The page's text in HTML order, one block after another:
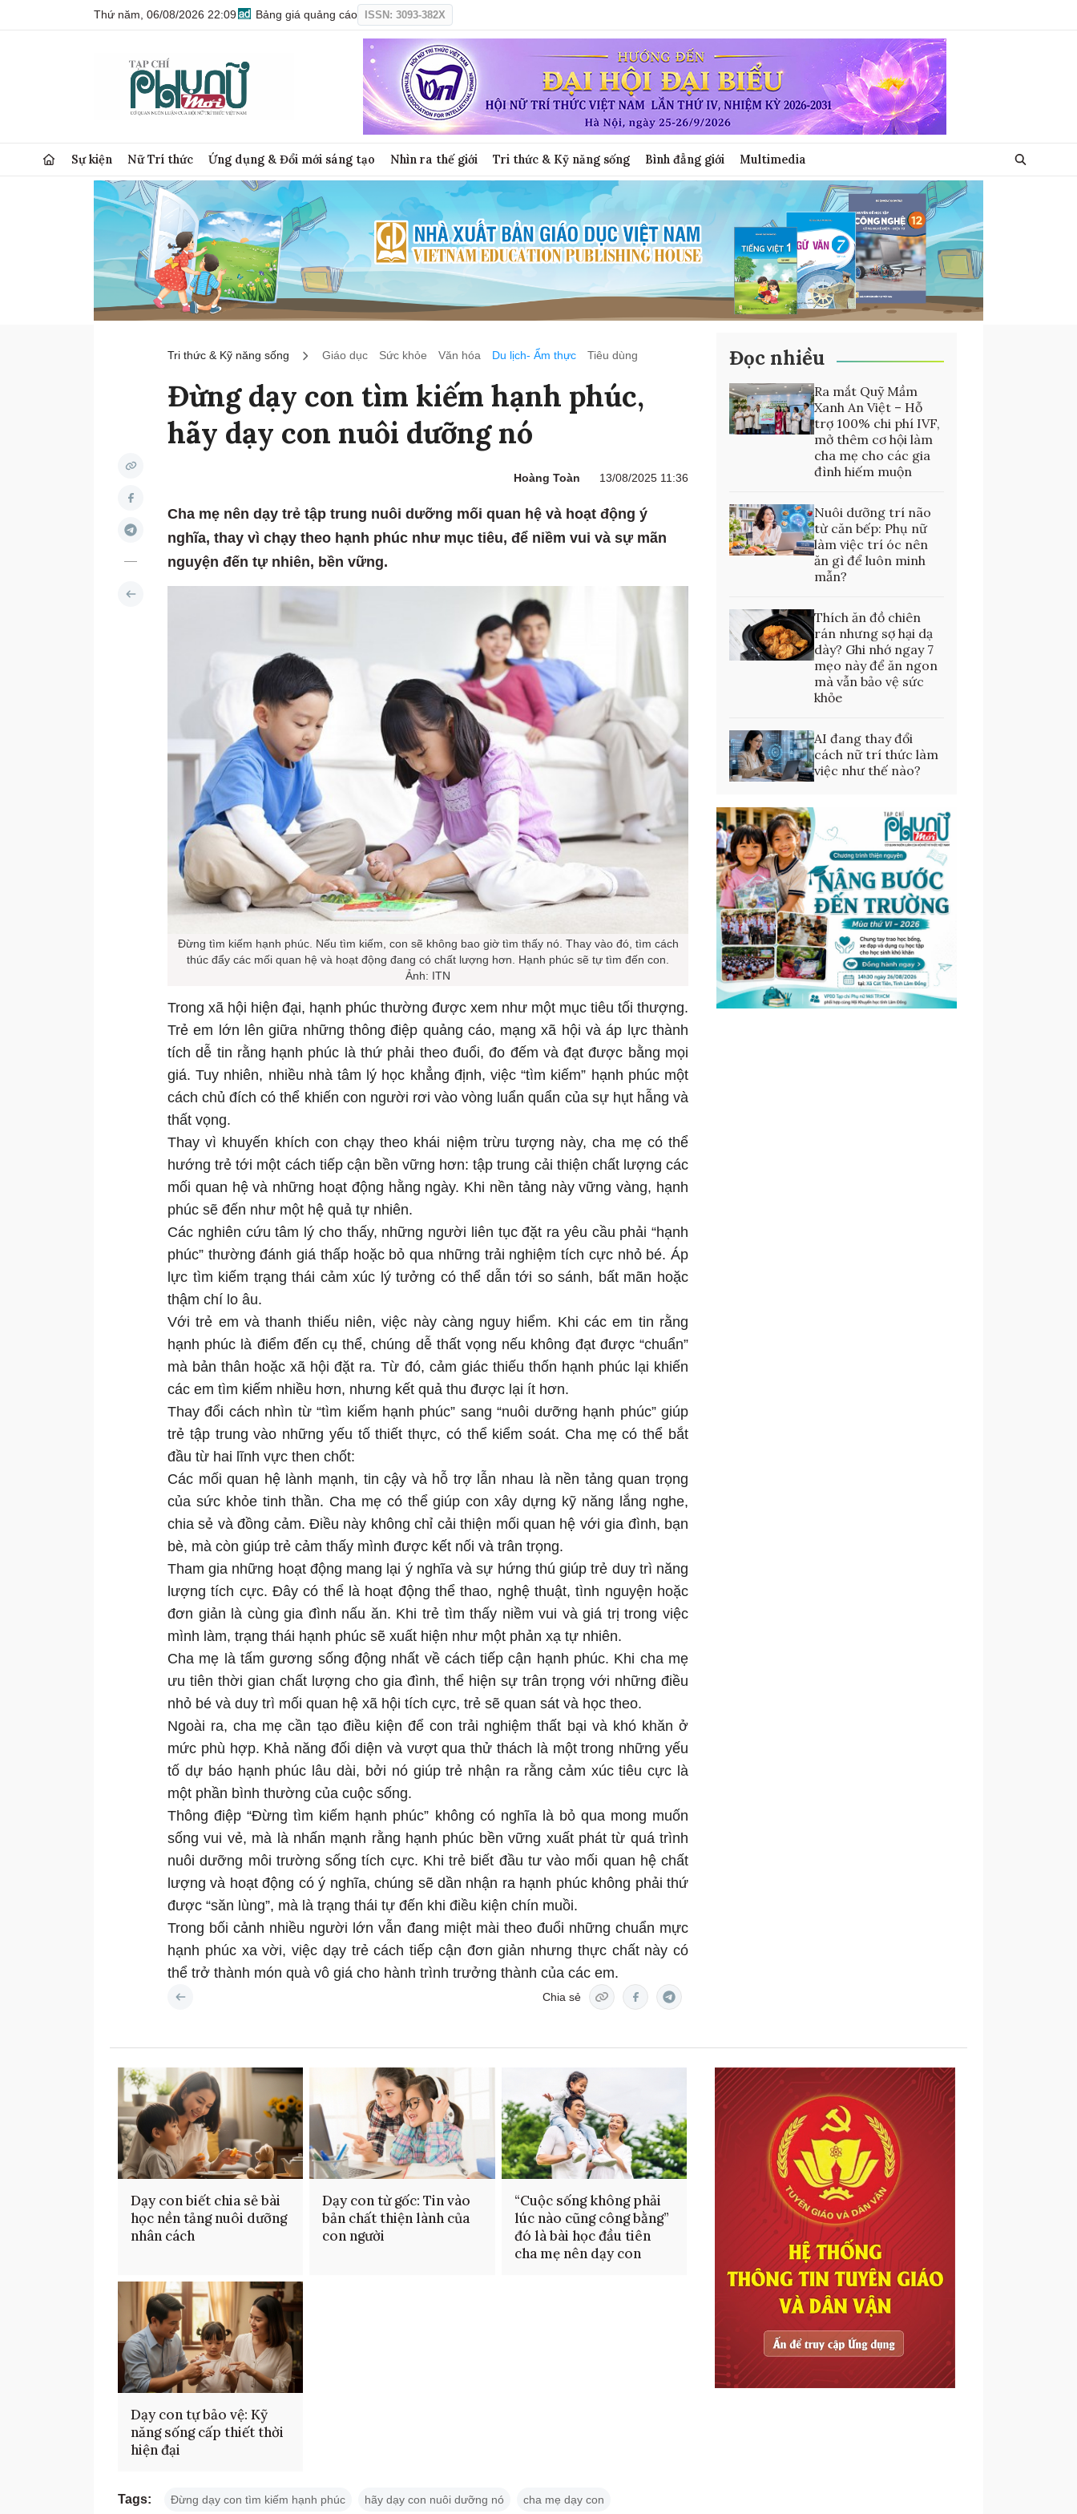
Thứ năm, 06/08/2026 22:09 Bảng giá quảng cáo ISSN: 3093-382X
Sự kiện Nữ Trí thức Ứng dụng & Đổi mới sáng tạo Nhìn ra thế giới Tri thức & Kỹ năng sống Bình đẳng giới Multimedia
Tri thức & Kỹ năng sống Giáo dục Sức khỏe Văn hóa Du lịch- Ẩm thực Tiêu dùng
Đừng dạy con tìm kiếm hạnh phúc,
hãy dạy con nuôi dưỡng nó
Hoàng Toàn 13/08/2025 11:36
Cha mẹ nên dạy trẻ tập trung nuôi dưỡng mối quan hệ và hoạt động ý
nghĩa, thay vì chạy theo hạnh phúc như mục tiêu, để niềm vui và sự mãn
nguyện đến tự nhiên, bền vững.
Đừng tìm kiếm hạnh phúc. Nếu tìm kiếm, con sẽ không bao giờ tìm thấy nó. Thay vào đó, tìm cách
thúc đẩy các mối quan hệ và hoạt động đang có chất lượng hơn. Hạnh phúc sẽ tự tìm đến con.
Ảnh: ITN
Trong xã hội hiện đại, hạnh phúc thường được xem như một mục tiêu tối thượng.
Trẻ em lớn lên giữa những thông điệp quảng cáo, mạng xã hội và áp lực thành
tích dễ tin rằng hạnh phúc là thứ phải theo đuổi, đo đếm và đạt được bằng mọi
giá. Tuy nhiên, nhiều nhà tâm lý học khẳng định, việc “tìm kiếm” hạnh phúc một
cách chủ đích có thể khiến con người rơi vào vòng luẩn quẩn của sự hụt hẫng và
thất vọng.
Thay vì khuyến khích con chạy theo khái niệm trừu tượng này, cha mẹ có thể
hướng trẻ tới một cách tiếp cận bền vững hơn: tập trung cải thiện chất lượng các
mối quan hệ và những hoạt động hằng ngày. Khi nền tảng này vững vàng, hạnh
phúc sẽ đến như một hệ quả tự nhiên.
Các nghiên cứu tâm lý cho thấy, những người liên tục đặt ra yêu cầu phải “hạnh
phúc” thường đánh giá thấp hoặc bỏ qua những trải nghiệm tích cực nhỏ bé. Áp
lực tìm kiếm trạng thái cảm xúc lý tưởng có thể dẫn tới so sánh, bất mãn hoặc
thậm chí lo âu.
Với trẻ em và thanh thiếu niên, việc này càng nguy hiểm. Khi các em tin rằng
hạnh phúc là điểm đến cụ thể, chúng dễ thất vọng nếu không đạt được “chuẩn”
mà bản thân hoặc xã hội đặt ra. Từ đó, cảm giác thiếu thốn hạnh phúc lại khiến
các em tìm kiếm nhiều hơn, nhưng kết quả thu được lại ít hơn.
Thay đổi cách nhìn từ “tìm kiếm hạnh phúc” sang “nuôi dưỡng hạnh phúc” giúp
trẻ tập trung vào những yếu tố thiết thực, có thể kiểm soát. Cha mẹ có thể bắt
đầu từ hai lĩnh vực then chốt:
Các mối quan hệ lành mạnh, tin cậy và hỗ trợ lẫn nhau là nền tảng quan trọng
của sức khỏe tinh thần. Cha mẹ có thể giúp con xây dựng kỹ năng lắng nghe,
chia sẻ và đồng cảm. Điều này không chỉ cải thiện mối quan hệ với gia đình, bạn
bè, mà còn giúp trẻ cảm thấy mình được kết nối và trân trọng.
Tham gia những hoạt động mang lại ý nghĩa và sự hứng thú giúp trẻ duy trì năng
lượng tích cực. Đây có thể là hoạt động thể thao, nghệ thuật, tình nguyện hoặc
đơn giản là cùng gia đình nấu ăn. Khi trẻ tìm thấy niềm vui và giá trị trong việc
mình làm, trạng thái hạnh phúc sẽ xuất hiện như một phản xạ tự nhiên.
Cha mẹ là tấm gương sống động nhất về cách tiếp cận hạnh phúc. Khi cha mẹ
ưu tiên thời gian chất lượng cho gia đình, thể hiện sự trân trọng với những điều
nhỏ bé và duy trì mối quan hệ xã hội tích cực, trẻ sẽ quan sát và học theo.
Ngoài ra, cha mẹ cần tạo điều kiện để con trải nghiệm thất bại và khó khăn ở
mức phù hợp. Khả năng đối diện và vượt qua thử thách là một trong những yếu
tố dự báo hạnh phúc lâu dài, bởi nó giúp trẻ nhận ra rằng cảm xúc tiêu cực là
một phần bình thường của cuộc sống.
Thông điệp “Đừng tìm kiếm hạnh phúc” không có nghĩa là bỏ qua mong muốn
sống vui vẻ, mà là nhấn mạnh rằng hạnh phúc bền vững xuất phát từ quá trình
nuôi dưỡng môi trường sống tích cực. Khi trẻ biết đầu tư vào mối quan hệ chất
lượng và hoạt động có ý nghĩa, chúng sẽ dần nhận ra hạnh phúc không phải thứ
được “săn lùng”, mà là trạng thái tự đến khi điều kiện chín muồi.
Trong bối cảnh nhiều người lớn vẫn đang miệt mài theo đuổi những chuẩn mực
hạnh phúc xa vời, việc dạy trẻ cách tiếp cận đơn giản nhưng thực chất này có
thể trở thành món quà vô giá cho hành trình trưởng thành của các em.
Chia sẻ
Đọc nhiều
Ra mắt Quỹ Mầm
Xanh An Việt – Hỗ
trợ 100% chi phí IVF,
mở thêm cơ hội làm
cha mẹ cho các gia
đình hiếm muộn
Nuôi dưỡng trí não
từ căn bếp: Phụ nữ
làm việc trí óc nên
ăn gì để luôn minh
mẫn?
Thích ăn đồ chiên
rán nhưng sợ hại dạ
dày? Ghi nhớ ngay 7
mẹo này để ăn ngon
mà vẫn bảo vệ sức
khỏe
AI đang thay đổi
cách nữ trí thức làm
việc như thế nào?
Dạy con biết chia sẻ bài
học nền tảng nuôi dưỡng
nhân cách
Dạy con từ gốc: Tin vào
bản chất thiện lành của
con người
“Cuộc sống không phải
lúc nào cũng công bằng”
đó là bài học đầu tiên
cha mẹ nên dạy con
Dạy con tự bảo vệ: Kỹ
năng sống cấp thiết thời
hiện đại
Tags: Đừng dạy con tìm kiếm hạnh phúc hãy dạy con nuôi dưỡng nó cha mẹ dạy con